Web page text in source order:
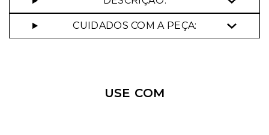
CUIDADOS COM A PEÇA:
USE COM